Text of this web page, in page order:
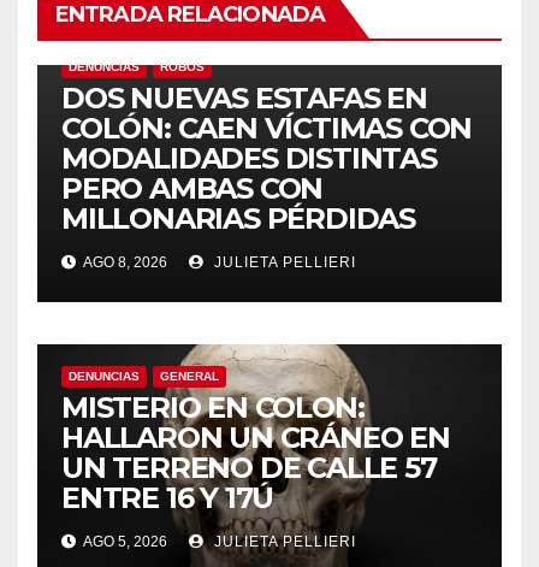
ENTRADA RELACIONADA
DENUNCIAS ROBOS
DOS NUEVAS ESTAFAS EN
COLÓN: CAEN VÍCTIMAS CON
MODALIDADES DISTINTAS
PERO AMBAS CON
MILLONARIAS PÉRDIDAS
AGO 8, 2026 JULIETA PELLIERI
DENUNCIAS GENERAL
MISTERIO EN COLON:
HALLARON UN CRÁNEO EN
UN TERRENO DE CALLE 57
ENTRE 16 Y 17Ú
AGO 5, 2026 JULIETA PELLIERI